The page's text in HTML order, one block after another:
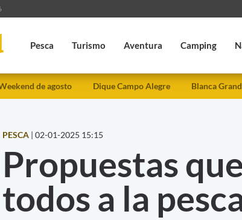
Pesca Turismo Aventura Camping
de agosto Dique Campo Alegre Blanca
PESCA | 02-01-2025 15:15
Propuestas
todos a la